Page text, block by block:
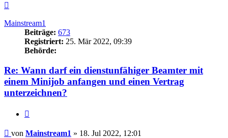
Mainstream1
Beiträge: 673
Registriert: 25. Mär 2022, 09:39
Behörde:
Re: Wann darf ein dienstunfähiger Beamter mit
einem Minijob anfangen und einen Vertrag
unterzeichnen?
Beitrag
von Mainstream1 » 18. Jul 2022, 12:01